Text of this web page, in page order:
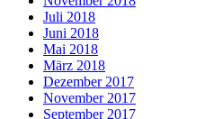
Juli 2018
Juni 2018
Mai 2018
März 2018
Dezember 2017
November 2017
September 2017